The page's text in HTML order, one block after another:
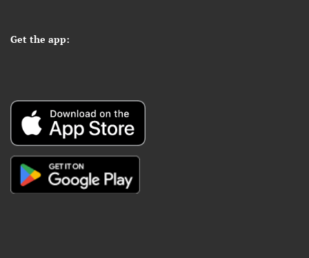
Get the app: